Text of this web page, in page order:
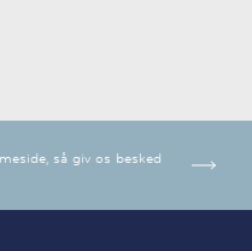
så giv os besked